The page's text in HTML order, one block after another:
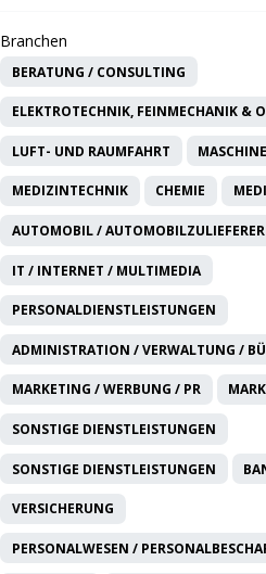
Branchen
BERATUNG / CONSULTING
ELEKTROTECHNIK, FEINMECHANIK &
LUFT- UND RAUMFAHRT
MEDIZINTECHNIK CHEMIE
AUTOMOBIL / AUTOMOBILZULIEFERER
IT / INTERNET / MULTIMEDIA
PERSONALDIENSTLEISTUNGEN
ADMINISTRATION / VERWALTUNG /
MARKETING / WERBUNG / PR
SONSTIGE DIENSTLEISTUNGEN
SONSTIGE DIENSTLEISTUNGEN
VERSICHERUNG
PERSONALWESEN /